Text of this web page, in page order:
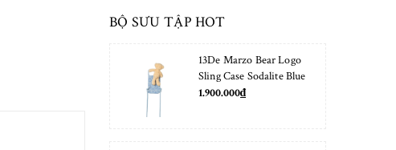
BỘ SƯU TẬP HOT
13De Marzo Bear Logo
Sling Case Sodalite Blue
1.900.000₫